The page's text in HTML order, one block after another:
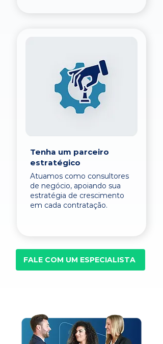
Tenha um parceiro
estratégico
Atuamos como consultores
de negócio, apoiando sua
estratégia de crescimento
em cada contratação.
FALE COM UM ESPECIALISTA